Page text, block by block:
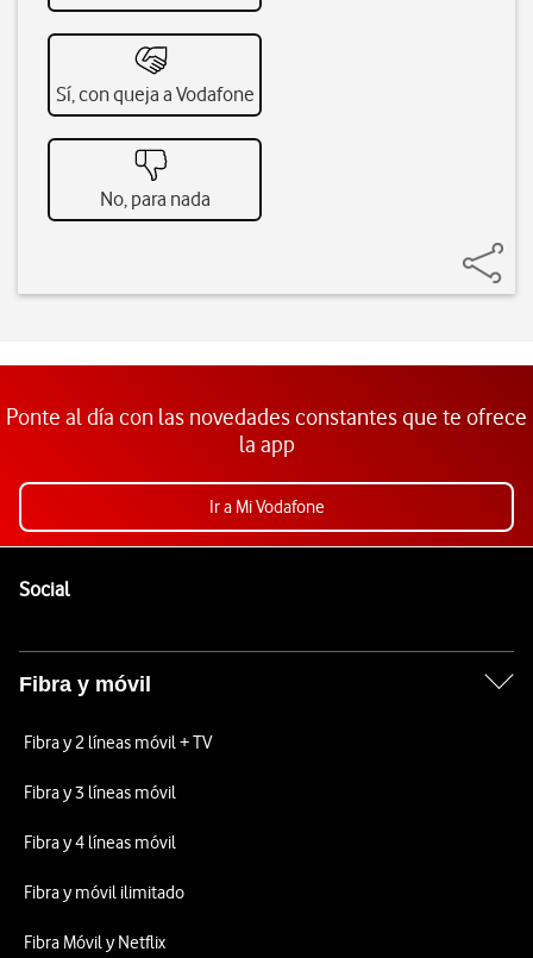
Sí, con queja a Vodafone
No, para nada
Ponte al día con las novedades constantes que te ofrece
la app
Ir a Mi Vodafone
SocialEnlaces a las redes sociales de Vodafone
Fibra y móvil
Fibra y 2 líneas móvil + TV
Fibra y 3 líneas móvil
Fibra y 4 líneas móvil
Fibra y móvil ilimitado
Fibra Móvil y Netflix